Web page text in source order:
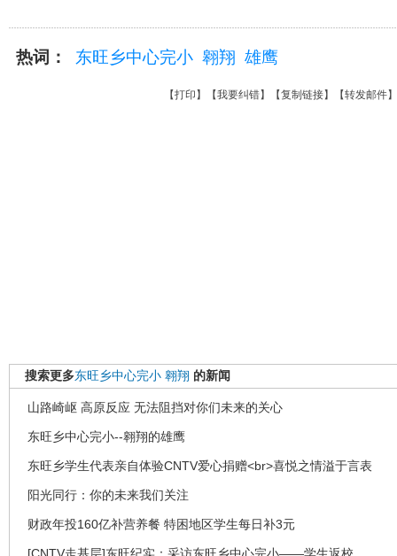
热词： 东旺乡中心完小 翱翔 雄鹰
【打印 】【我要纠错】【复制链接】【转发邮件
搜索更多东旺乡中心完小 翱翔 的新闻
山路崎岖 高原反应 无法阻挡对你们未来的关心
东旺乡中心完小--翱翔的雄鹰
东旺乡学生代表亲自体验CNTV爱心捐赠<br>喜悦之情溢于言表
阳光同行：你的未来我们关注
财政年投160亿补营养餐 特困地区学生每日补3元